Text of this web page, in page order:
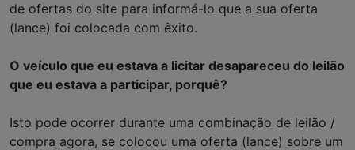
de ofertas do site para informá-lo que a sua oferta
(lance) foi colocada com êxito.
O veículo que eu estava a licitar desapareceu do leilão
que eu estava a participar, porquê?
Isto pode ocorrer durante uma combinação de leilão /
compra agora, se colocou uma oferta (lance) sobre um